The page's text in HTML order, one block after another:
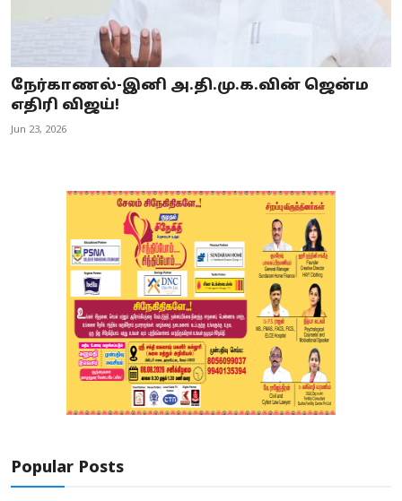
நேர்காணல்-இனி அ.தி.மு.க.வின் ஜென்ம
எதிரி விஜய்!
Jun 23, 2026
Popular Posts